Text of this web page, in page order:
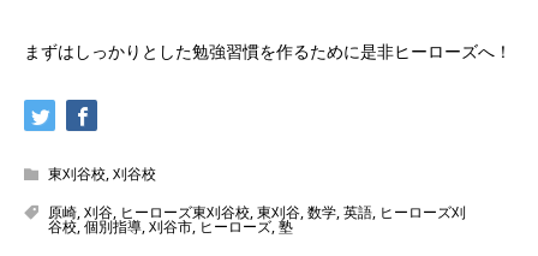
まずはしっかりとした勉強習慣を作るために是非ヒーローズへ！
東刈谷校,刈谷校
原崎,刈谷, ヒーローズ東刈谷校,東刈谷,数学,英語, ヒーローズ刈
谷校,個別指導,刈谷市,ヒーローズ,塾